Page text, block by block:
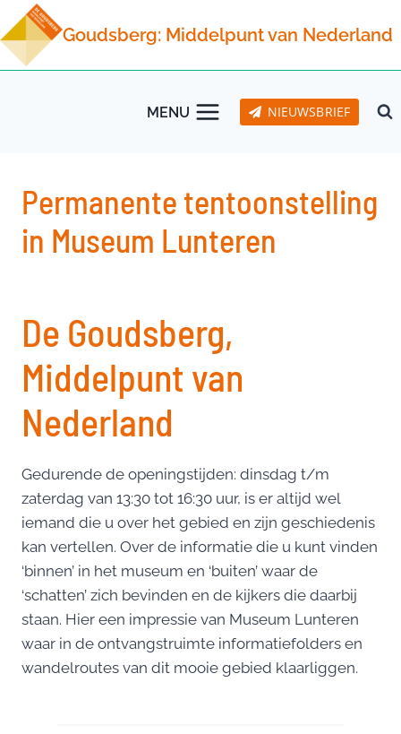
Doorgaan
naar
inhoud
Goudsberg: Middelpunt van Nederland
MENU NIEUWSBRIEF
Permanente tentoonstelling
in Museum Lunteren
De Goudsberg,
Middelpunt van
Nederland
Gedurende de openingstijden: dinsdag t/m
zaterdag van 13:30 tot 16:30 uur, is er altijd wel
iemand die u over het gebied en zijn geschiedenis
kan vertellen. Over de informatie die u kunt vinden
‘binnen’ in het museum en ‘buiten’ waar de
‘schatten’ zich bevinden en de kijkers die daarbij
staan. Hier een impressie van Museum Lunteren
waar in de ontvangstruimte informatiefolders en
wandelroutes van dit mooie gebied klaarliggen.